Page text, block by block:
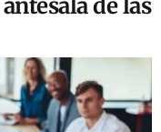
de las